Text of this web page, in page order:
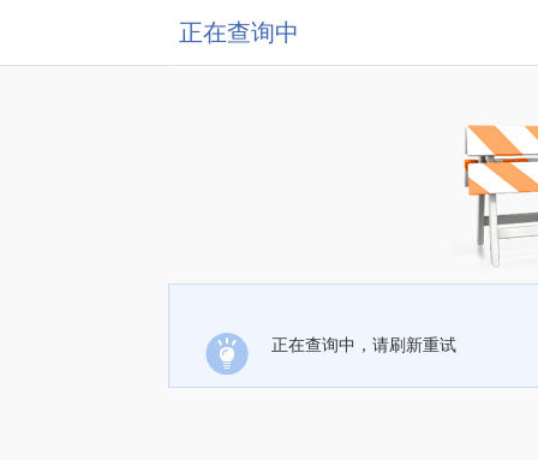
正在查询中
正在查询中，请刷新重试